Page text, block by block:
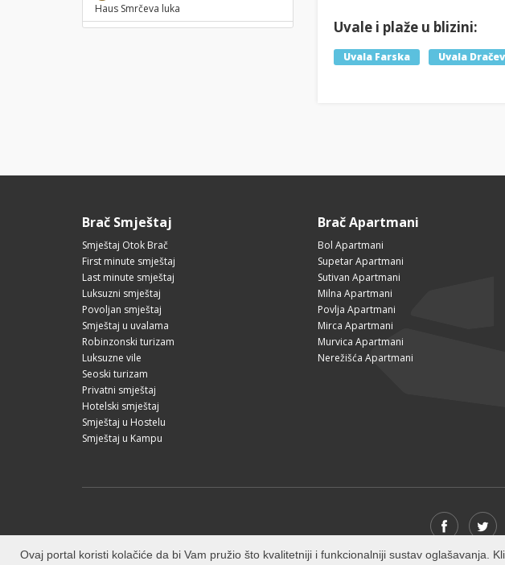
Ovaj portal koristi kolačiće da bi Vam pružio što kvalitetniji i funkcionalniji sustav oglašavanja.
Haus Smrčeva luka
Uvale i plaže u blizini:
Uvala Farska Uvala
Brač Smještaj
Smještaj Otok Brač
First minute smještaj
Last minute smještaj
Luksuzni smještaj
Povoljan smještaj
Smještaj u uvalama
Robinzonski turizam
Luksuzne vile
Seoski turizam
Privatni smještaj
Hotelski smještaj
Smještaj u Hostelu
Smještaj u Kampu
Brač Apartmani
Bol Apartmani
Supetar Apartmani
Sutivan Apartmani
Milna Apartmani
Povlja Apartmani
Mirca Apartmani
Murvica Apartmani
Nerežišća Apartmani